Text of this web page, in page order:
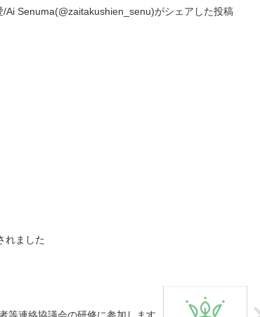
Senuma(@zaitakushien_senu)がシェアした投稿
れました